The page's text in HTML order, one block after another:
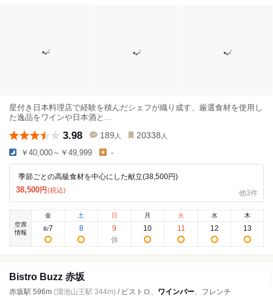
星付き日本料理店で経験を積んだシェフが織り成す、厳選食材を使用し
た逸品をワインや日本酒と…
3.98 189 人 20338 人
￥40,000～￥49,999 -
季節ごとの高級食材を中心にした献立(38,500円)
38,500円 (税込) 他3件
空席
情報
金
8/7
土
8
日
9
月
10
火
11
水
12
木
13
Bistro Buzz 赤坂
赤坂駅 596m (溜池山王駅 344m) / ビストロ、 ワインバー、フレンチ